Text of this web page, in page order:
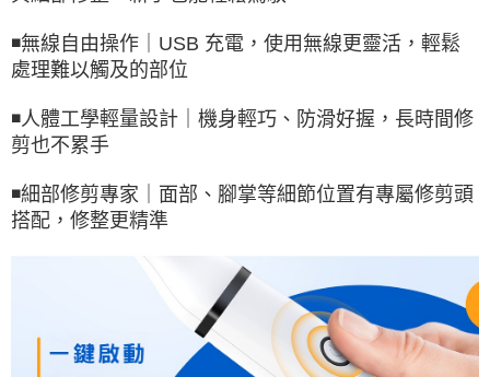
◾️無線自由操作｜USB 充電，使用無線更靈活，輕鬆
處理難以觸及的部位
◾️人體工學輕量設計｜機身輕巧、防滑好握，長時間修
剪也不累手
◾️細部修剪專家｜面部、腳掌等細節位置有專屬修剪頭
搭配，修整更精準